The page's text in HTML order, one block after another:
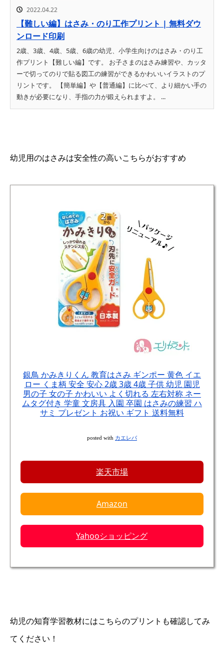
2022.04.22
【難しい編】はさみ・のり工作プリント | 無料ダウ
ンロード印刷
2歳、3歳、4歳、5歳、6歳の幼児、小学生向けのはさみ・のり工
作プリント【難しい編】です。 お子さまのはさみ練習や、カッタ
ーで切ってのりで貼る図工の練習ができるかわいいイラストのプ
リントです。 【簡単編】や【普通編】に比べて、より細かい手の
動きが必要になり、手指の力が鍛えられますよ。 ...
幼児用のはさみは安全性の高いこちらがおすすめ
銀鳥 かみきりくん 教育はさみ ギンポー 黄色 イエ
ロー くま柄 安全 安心 2歳 3歳 4歳 子供 幼児 園児
男の子 女の子 かわいい よく切れる 左右対称 ネー
ムタグ付き 学童 文房具 入園 卒園 はさみの練習 ハ
サミ プレゼント お祝い ギフト 送料無料
posted with カエレバ
楽天市場
Amazon
Yahooショッピング
幼児の知育学習教材にはこちらのプリントも確認してみ
てください！